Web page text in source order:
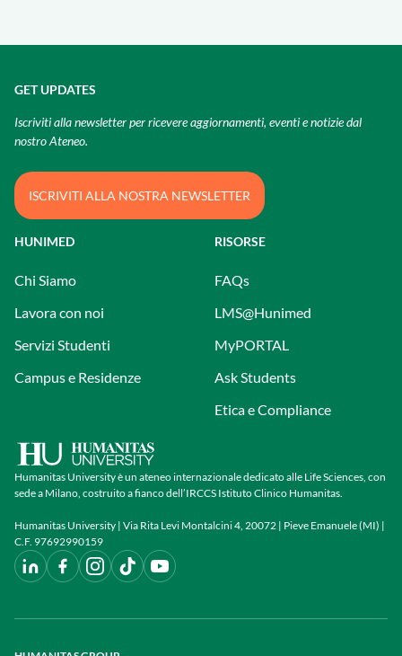
Humanitas University è un ateneo internazionale dedicato alle Life Sciences, con
sede a Milano, costruito a fianco dell’IRCCS Istituto Clinico Humanitas.
Humanitas University | Via Rita Levi Montalcini 4, 20072 | Pieve Emanuele (MI) |
C.F. 97692990159
HUNIMED
Chi Siamo
Lavora con noi
Servizi Studenti
Campus e Residenze
RISORSE
FAQs
LMS@Hunimed
MyPORTAL
Ask Students
Etica e Compliance
GET UPDATES
Iscriviti alla newsletter per ricevere aggiornamenti, eventi e notizie dal
nostro Ateneo.
ISCRIVITI ALLA NOSTRA NEWSLETTER